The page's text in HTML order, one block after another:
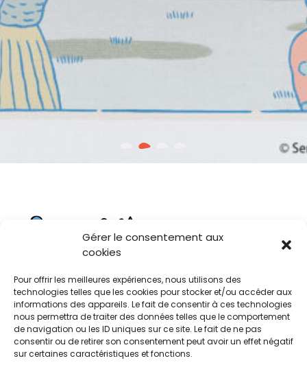
Gérer le consentement aux
cookies
Pour offrir les meilleures expériences, nous utilisons des
technologies telles que les cookies pour stocker et/ou accéder aux
informations des appareils. Le fait de consentir à ces technologies
nous permettra de traiter des données telles que le comportement
de navigation ou les ID uniques sur ce site. Le fait de ne pas
consentir ou de retirer son consentement peut avoir un effet négatif
sur certaines caractéristiques et fonctions.
Contact
Rue de Jargonnant 2,
1207 Genève - Suisse